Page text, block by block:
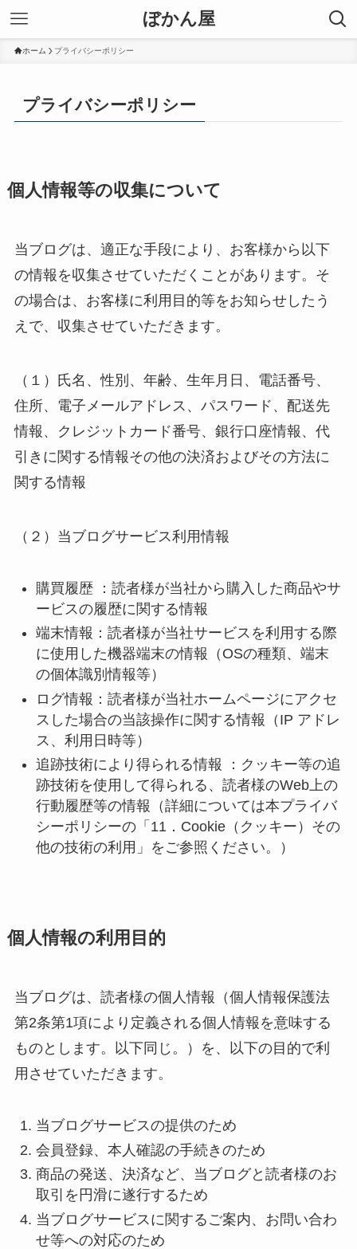
ぼかん屋
ホーム プライバシーポリシー
プライバシーポリシー
個人情報等の収集について
当ブログは、適正な手段により、お客様から以下
の情報を収集させていただくことがあります。そ
の場合は、お客様に利用目的等をお知らせしたう
えで、収集させていただきます。
（１）氏名、性別、年齢、生年月日、電話番号、
住所、電子メールアドレス、パスワード、配送先
情報、クレジットカード番号、銀行口座情報、代
引きに関する情報その他の決済およびその方法に
関する情報
（２）当ブログサービス利用情報
購買履歴：読者様が当社から購入した商品やサ
ービスの履歴に関する情報
端末情報 ：読者様が当社サービスを利用する際
に使用した機器端末の情報（OSの種類、端末
の個体識別情報等）
ログ情報：読者様が当社ホームページにアクセ
スした場合の当該操作に関する情報（IP アドレ
ス、利用日時等）
追跡技術により得られる情報 ： クッキー等の追
跡技術を使用して得られる、読者様のWeb上の
行動履歴等の情報（詳細については本プライバ
シーポリシーの「11．Cookie（クッキー）その
他の技術の利用」をご参照ください。）
個人情報の利用目的
当ブログは、読者様の個人情報（個人情報保護法
第2条第1項により定義される個人情報を意味する
ものとします。以下同じ。）を、以下の目的で利
用させていただきます。
当ブログサービスの提供のため
会員登録、本人確認の手続きのため
商品の発送、決済など、当ブログと読者様のお
取引を円滑に遂行するため
当ブログサービスに関するご案内、お問い合わ
せ等への対応のため